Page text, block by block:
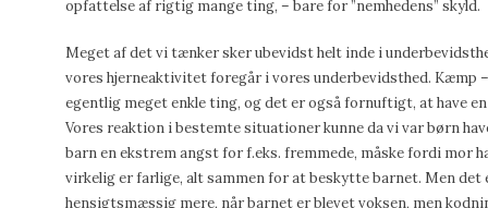
opfattelse af rigtig mange ting, – bare for ”nemhedens” skyld.
Meget af det vi tænker sker ubevidst helt inde i
vores hjerneaktivitet foregår i vores underbevidsthed. Kæmp
egentlig meget enkle ting, og det er også fornuftigt, at have
Vores reaktion i bestemte situationer kunne da vi var børn
barn en ekstrem angst for f.eks. fremmede, måske fordi mor
virkelig er farlige, alt sammen for at beskytte barnet. Men
hensigtsmæssig mere, når barnet er blevet voksen, men